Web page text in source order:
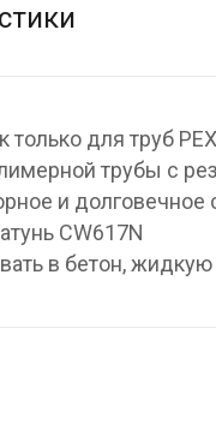
для труб
трубы с
и
CW617N
в бетон, жидкую